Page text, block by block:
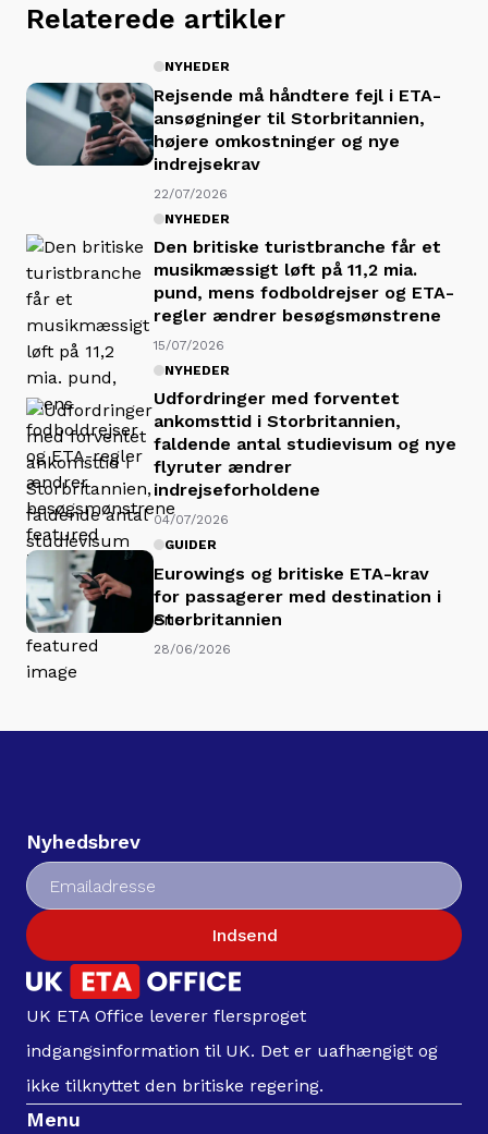
Relaterede artikler
NYHEDER
Rejsende må håndtere fejl i ETA-
ansøgninger til Storbritannien,
højere omkostninger og nye
indrejsekrav
22/07/2026
NYHEDER
Den britiske turistbranche får et
musikmæssigt løft på 11,2 mia.
pund, mens fodboldrejser og ETA-
regler ændrer besøgsmønstrene
15/07/2026
NYHEDER
Udfordringer med forventet
ankomsttid i Storbritannien,
faldende antal studievisum og nye
flyruter ændrer
indrejseforholdene
04/07/2026
GUIDER
Eurowings og britiske ETA-krav
for passagerer med destination i
Storbritannien
28/06/2026
Nyhedsbrev
Indsend
UK ETA Office leverer flersproget
indgangsinformation til UK. Det er uafhængigt og
ikke tilknyttet den britiske regering.
Menu